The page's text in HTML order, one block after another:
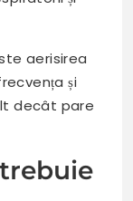
aerisirea
și
decât pare